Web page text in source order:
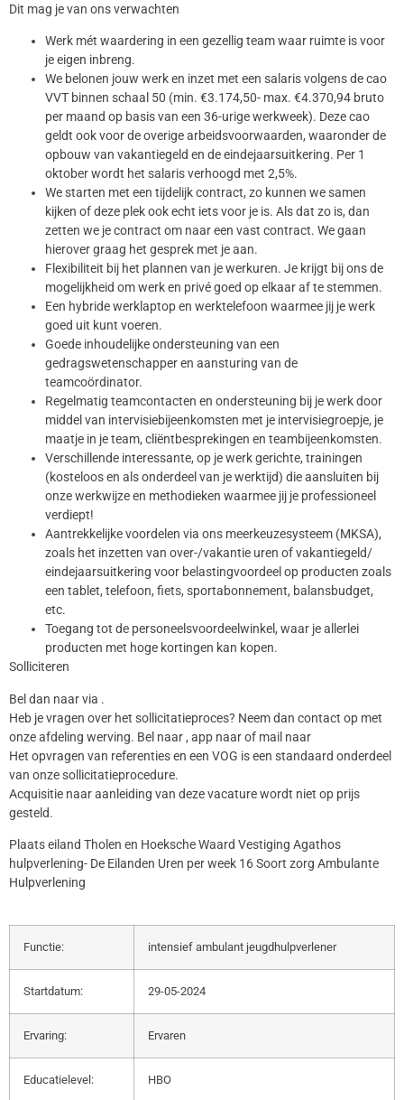
Dit mag je van ons verwachten
Werk mét waardering in een gezellig team waar ruimte is voor
je eigen inbreng.
We belonen jouw werk en inzet met een salaris volgens de cao
VVT binnen schaal 50 (min. €3.174,50- max. €4.370,94 bruto
per maand op basis van een 36-urige werkweek). Deze cao
geldt ook voor de overige arbeidsvoorwaarden, waaronder de
opbouw van vakantiegeld en de eindejaarsuitkering. Per 1
oktober wordt het salaris verhoogd met 2,5%.
We starten met een tijdelijk contract, zo kunnen we samen
kijken of deze plek ook echt iets voor je is. Als dat zo is, dan
zetten we je contract om naar een vast contract. We gaan
hierover graag het gesprek met je aan.
Flexibiliteit bij het plannen van je werkuren. Je krijgt bij ons de
mogelijkheid om werk en privé goed op elkaar af te stemmen.
Een hybride werklaptop en werktelefoon waarmee jij je werk
goed uit kunt voeren.
Goede inhoudelijke ondersteuning van een
gedragswetenschapper en aansturing van de
teamcoördinator.
Regelmatig teamcontacten en ondersteuning bij je werk door
middel van intervisiebijeenkomsten met je intervisiegroepje, je
maatje in je team, cliëntbesprekingen en teambijeenkomsten.
Verschillende interessante, op je werk gerichte, trainingen
(kosteloos en als onderdeel van je werktijd) die aansluiten bij
onze werkwijze en methodieken waarmee jij je professioneel
verdiept!
Aantrekkelijke voordelen via ons meerkeuzesysteem (MKSA),
zoals het inzetten van over-/vakantie uren of vakantiegeld/
eindejaarsuitkering voor belastingvoordeel op producten zoals
een tablet, telefoon, fiets, sportabonnement, balansbudget,
etc.
Toegang tot de personeelsvoordeelwinkel, waar je allerlei
producten met hoge kortingen kan kopen.
Solliciteren
Bel dan naar via .
Heb je vragen over het sollicitatieproces? Neem dan contact op met
onze afdeling werving. Bel naar , app naar of mail naar
Het opvragen van referenties en een VOG is een standaard onderdeel
van onze sollicitatieprocedure.
Acquisitie naar aanleiding van deze vacature wordt niet op prijs
gesteld.
Plaats eiland Tholen en Hoeksche Waard Vestiging Agathos
hulpverlening- De Eilanden Uren per week 16 Soort zorg Ambulante
Hulpverlening
Functie: intensief ambulant jeugdhulpverlener
Startdatum: 29-05-2024
Ervaring: Ervaren
Educatielevel: HBO